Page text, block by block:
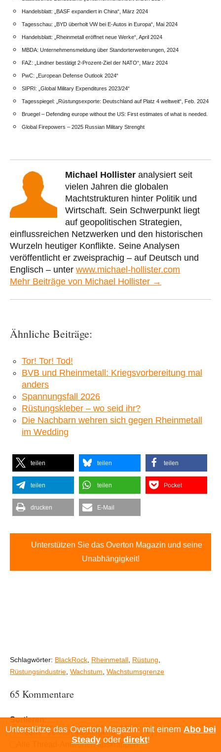
Handelsblatt: „BASF expandiert in China“, März 2024
Tagesschau: „BYD überholt VW bei E-Autos in Europa“, Mai 2024
Handelsblatt: „Rheinmetall eröffnet neue Werke“, April 2024
MBDA: Unternehmensmeldung über Standorterweiterungen, 2024
FAZ: „Lindner bestätigt 2-Prozent-Ziel der NATO“, März 2024
PwC: „European Defense Outlook 2024“
SIPRI: „Global Military Expenditures 2023/24“
Tagesspiegel: „Rüstungsexporte: Deutschland auf Platz 4 weltweit“, Feb. 2024
Bruegel – Defending europe without the US: First estimates of what is needed.
Global Firepowers – 2025 Russian Military Strenght
Michael Hollister analysiert seit
vielen Jahren die globalen
Machtstrukturen hinter Politik und
Wirtschaft. Sein Schwerpunkt liegt
auf geopolitischen Strategien,
einflussreichen Netzwerken und den historischen
Wurzeln heutiger Konflikte. Seine Analysen
veröffentlicht er zweisprachig – auf Deutsch und
Englisch – unter www.michael-hollister.com
Mehr Beiträge von Michael Hollister →
Ähnliche Beiträge:
Tor! Tor! Tod!
BVB und Rheinmetall: Kriegsvorbereitung mal
anders
Spannungsfall 2026
Rüstungskleber – wo seid ihr?
Die Nachbarn wehren sich gegen Rheinmetall
im Wedding
teilen teilen teilen
teilen teilen Pocket
drucken E-Mail
Unterstützen Sie das Overton Magazin und seine
Unabhängigkeit!
Schlagwörter: BlackRock, Rheinmetall, Rüstung,
Rüstungsindustrie, Wachstum, Wachstumsgrenze
65 Kommentare
Sortieren:
Alle Thread-Antworten ausklappen
Unterstütze das Overton Magazin: mit einem Abo bei
Steadyoder direkt!